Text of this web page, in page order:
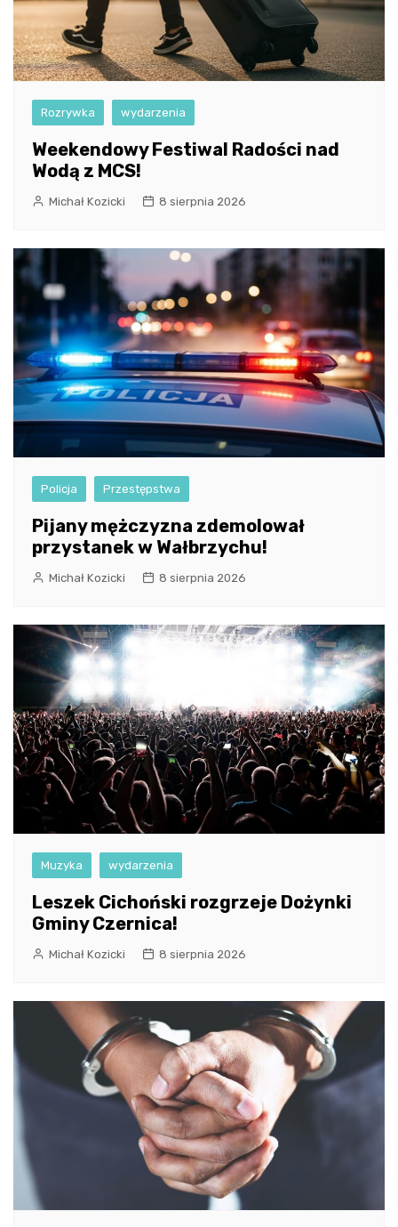
Rozrywka wydarzenia
Weekendowy Festiwal Radości nad
Wodą z MCS!
Michał Kozicki 8 sierpnia 2026
Policja Przestępstwa
Pijany mężczyzna zdemolował
przystanek w Wałbrzychu!
Michał Kozicki 8 sierpnia 2026
Muzyka wydarzenia
Leszek Cichoński rozgrzeje Dożynki
Gminy Czernica!
Michał Kozicki 8 sierpnia 2026